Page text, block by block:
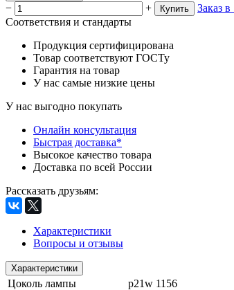
− + Купить
Заказ
Соответствия и стандарты
Продукция сертифицирована
Товар соответствуют ГОСТу
Гарантия на товар
У нас самые низкие цены
У нас выгодно покупать
Онлайн консультация
Быстрая доставка*
Высокое качество товара
Доставка по всей России
Рассказать друзьям:
Характеристики
Вопросы и отзывы
Характеристики
Цоколь лампы
p21w 1156